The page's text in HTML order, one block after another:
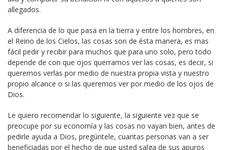
allegados.
A diferencia de lo que pasa en la tierra y entre los hombres, en
el Reino de los Cielos, las cosas son de ésta manera, es mas
fácil pedir y recibir para muchos que para uno solo, pero todo
depende de con que ojos querramos ver las cosas, es decir, si
queremos verlas por medio de nuestra propia vista y nuestro
propio alcance o si las queremos ver por medio de los ojos de
Dios.
Le quiero recomendar lo siguiente, la siguiente vez que se
preocupe por su economía y las cosas no vayan bien, antes de
pedirle ayuda a Dios, pregúntele, cuantas personas van a ser
beneficiadas por el hecho de que usted salga de sus apuros